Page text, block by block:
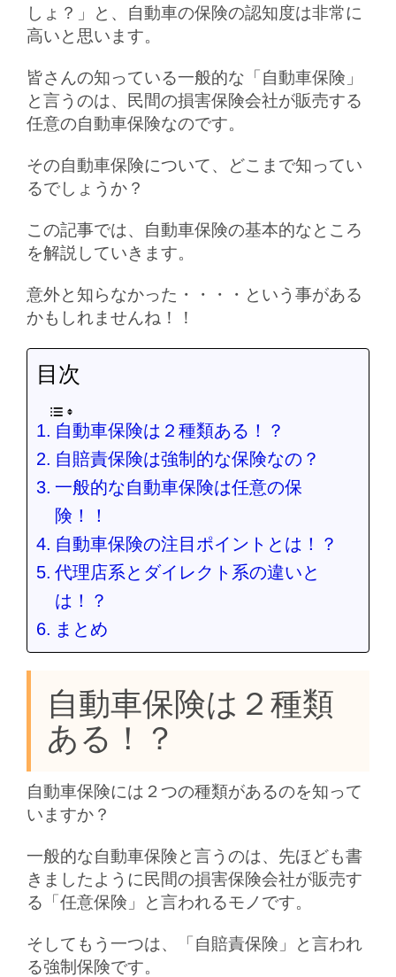
しょ？」と、自動車の保険の認知度は非常に
高いと思います。
皆さんの知っている一般的な「自動車保険」
と言うのは、民間の損害保険会社が販売する
任意の自動車保険なのです。
その自動車保険について、どこまで知ってい
るでしょうか？
この記事では、自動車保険の基本的なところ
を解説していきます。
意外と知らなかった・・・・という事がある
かもしれませんね！！
目次
自動車保険は２種類ある！？
自賠責保険は強制的な保険なの？
一般的な自動車保険は任意の保
険！！
自動車保険の注目ポイントとは！？
代理店系とダイレクト系の違いと
は！？
まとめ
自動車保険は２種類
ある！？
自動車保険には２つの種類があるのを知って
いますか？
一般的な自動車保険と言うのは、先ほども書
きましたように民間の損害保険会社が販売す
る「任意保険」と言われるモノです。
そしてもう一つは、「自賠責保険」と言われ
る強制保険です。